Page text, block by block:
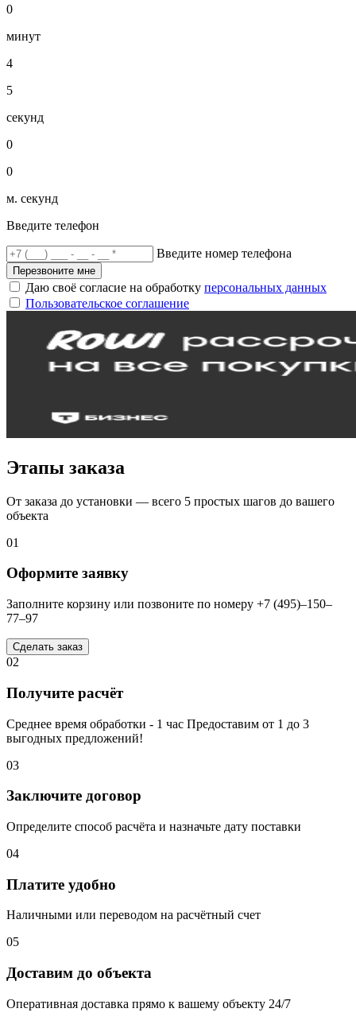
0
минут
4
5
секунд
0
0
м. секунд
Введите телефон
Введите номер телефона
Перезвоните мне
Даю своё согласие на обработку персональных данных
Пользовательское соглашение
Этапы заказа
От заказа до установки — всего 5 простых шагов до вашего
объекта
01
Оформите заявку
Заполните корзину или позвоните по номеру +7 (495)–150–
77–97
Сделать заказ
02
Получите расчёт
Среднее время обработки - 1 час Предоставим от 1 до 3
выгодных предложений!
03
Заключите договор
Определите способ расчёта и назначьте дату поставки
04
Платите удобно
Наличными или переводом на расчётный счет
05
Доставим до объекта
Оперативная доставка прямо к вашему объекту 24/7